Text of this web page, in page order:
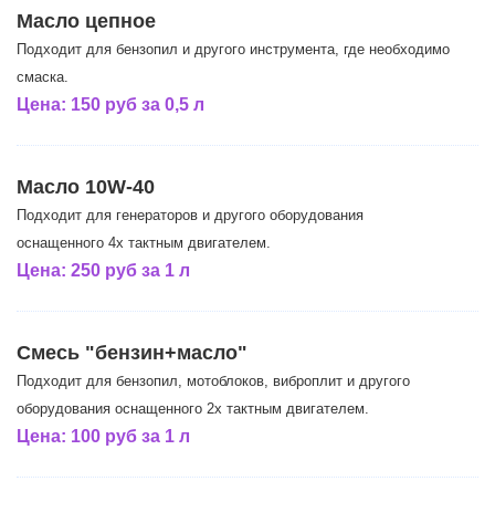
Масло цепное
Подходит для бензопил и другого инструмента, где необходимо
смаска.
Цена: 150 руб за 0,5 л
Масло 10W-40
Подходит для генераторов и другого оборудования
оснащенного 4х тактным двигателем.
Цена: 250 руб за 1 л
Смесь "бензин+масло"
Подходит для бензопил, мотоблоков, виброплит и другого
оборудования оснащенного 2х тактным двигателем.
Цена: 100 руб за 1 л